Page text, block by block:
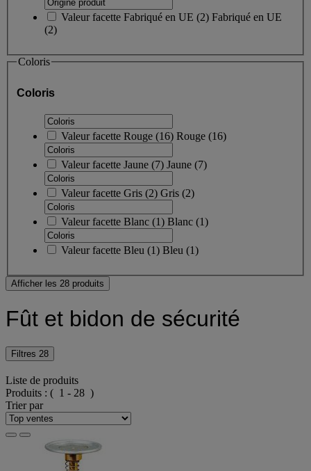
Valeur facette Fabriqué en UE (2) Fabriqué en UE
(2)
Coloris
Coloris
Valeur facette Rouge (16) Rouge (16)
Valeur facette Jaune (7) Jaune (7)
Valeur facette Gris (2) Gris (2)
Valeur facette Blanc (1) Blanc (1)
Valeur facette Bleu (1) Bleu (1)
Afficher les 28 produits
Fût et bidon de sécurité
Filtres 28
Liste de produits
Produits : ( 1 - 28 )
Trier par